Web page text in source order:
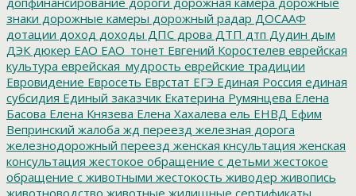
знаки дорожные камеры дорожный радар ДОСААФ
дотации доход доходы ДПС дрова ДТП дтп Дудин дым
ДЭК дюкер ЕАО ЕАО_тонет Евгений Коростелев еврейская
культура еврейская_мудрость еврейские традиции
Евровидение Евросеть Еврстат ЕГЭ Единая Россия единая
субсидия Единый заказчик Екатерина Румянцева Елена
Басова Елена Князева Елена Хахалева ель ЕНВД Ефим
Вепринский жалоба жд переезд железная дорога
железнодорожный переезд женская кнсультация женская
консультация жестокое обращение с детьми жестокое
обращение с животными жестокость живодер живопись
животноводство животные жилищные сертификаты